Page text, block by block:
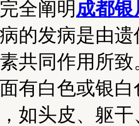
全阐明成都
的发病是由
共同作用所
有白色或银
如头皮、躯